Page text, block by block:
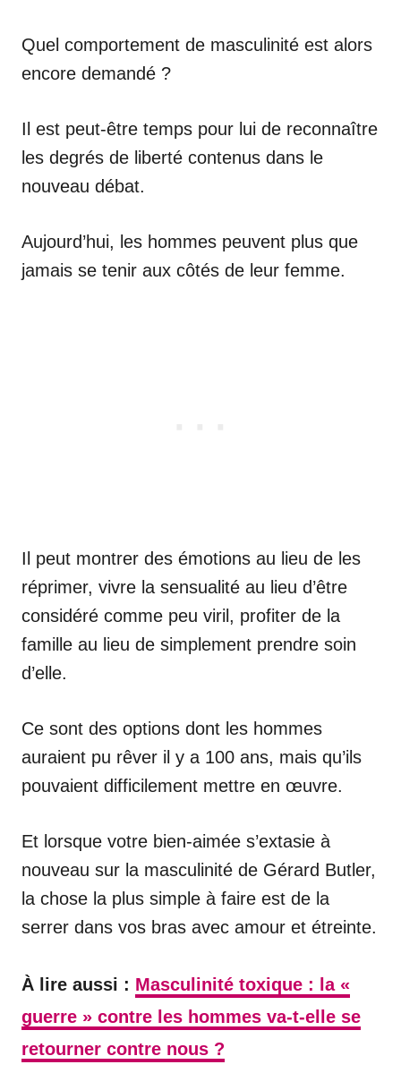
Quel comportement de masculinité est alors
encore demandé ?
Il est peut-être temps pour lui de reconnaître
les degrés de liberté contenus dans le
nouveau débat.
Aujourd’hui, les hommes peuvent plus que
jamais se tenir aux côtés de leur femme.
Il peut montrer des émotions au lieu de les
réprimer, vivre la sensualité au lieu d’être
considéré comme peu viril, profiter de la
famille au lieu de simplement prendre soin
d’elle.
Ce sont des options dont les hommes
auraient pu rêver il y a 100 ans, mais qu’ils
pouvaient difficilement mettre en œuvre.
Et lorsque votre bien-aimée s’extasie à
nouveau sur la masculinité de Gérard Butler,
la chose la plus simple à faire est de la
serrer dans vos bras avec amour et étreinte.
À lire aussi : Masculinité toxique : la «
guerre » contre les hommes va-t-elle se
retourner contre nous ?